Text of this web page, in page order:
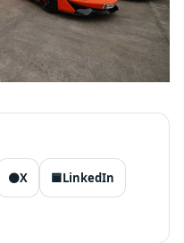
⚫X 🟦LinkedIn